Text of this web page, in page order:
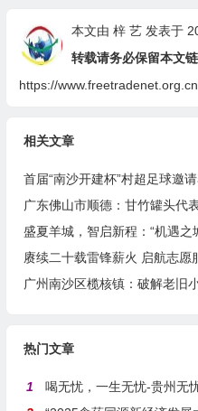
本文由 梓 艺发表于
转载请务必保留本文链
https://
相关文章
首届“南沙开建杯”村超足球邀
广东佛山市顺德：甘竹罐头代
广州南沙区榄核镇：破解老旧
热门文章
1
喝无忧，一生无忧-贵州无